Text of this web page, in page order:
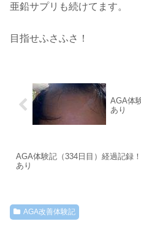
亜鉛サプリも続けてます。
目指せふさふさ！
AGA体
あり
AGA体験記（334日目）経過記録
あり
AGA改善体験記